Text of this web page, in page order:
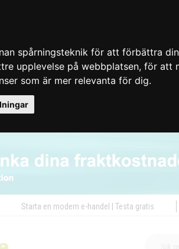
spårningsteknik för att förbättra
upplevelse på webbplatsen, för att
som är mer relevanta för dig.
Starta en modern e-handel | Testa gratis